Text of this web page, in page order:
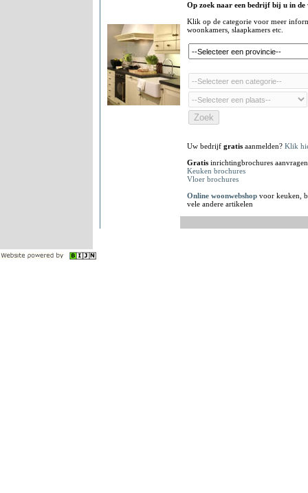
Op zoek naar een bedrijf bij u in
Klik op de categorie voor meer
woonkamers, slaapkamers etc.
Uw bedrijf gratis aanmelden? Klik
Gratis inrichtingbrochures
Keuken brochures
Vloer brochures
Online woonwebshop voor keuken,
vele andere artikelen